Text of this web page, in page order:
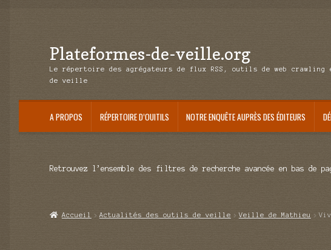
Aller
à
Aller
au
Plateformes-de-veille.org
Le répertoire des agrégateurs de flux RSS, outils de web
de veille
A PROPOS RÉPERTOIRE D’OUITILS NOTRE ENQUÊTE AUPRÈS DES ÉDITEURS
Retrouvez l’ensemble des filtres de recherche avancée en bas de
Accueil Actualités des outils de veille Veille de Mathieu